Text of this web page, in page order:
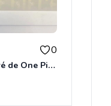
0
Logo inspiré de One Piece Sanji